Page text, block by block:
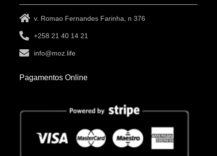
v. Romao Fernandes Farinha, n 376
+258 21 40 14 21
info@moz.life
Pagamentos Online